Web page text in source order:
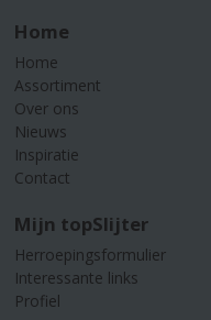
Home
Home
Assortiment
Over ons
Nieuws
Inspiratie
Contact
Mijn topSlijter
Herroepingsformulier
Interessante links
Profiel